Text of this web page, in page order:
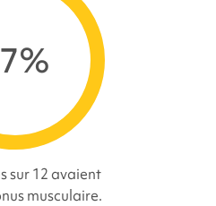
sur 12 avaient
musculaire.